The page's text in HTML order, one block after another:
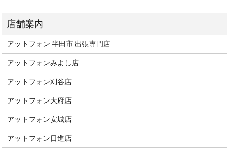
アットフォン 半田市 出張専門店
アットフォンみよし店
アットフォン刈谷店
アットフォン大府店
アットフォン安城店
アットフォン日進店